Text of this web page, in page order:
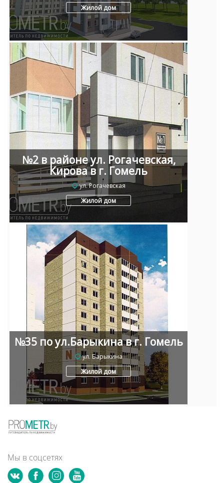
Жилой дом
№2 в районе ул. Рогачевская,
Кирова в г. Гомель
ул. Рогачевская
Жилой дом
№35 по ул.Барыкина в г. Гомель
ул. Барыкина
Жилой дом
Мы в соцсетях